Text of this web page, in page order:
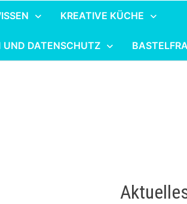
KREATIVE KÜCHE
UND DATENSCHUTZ